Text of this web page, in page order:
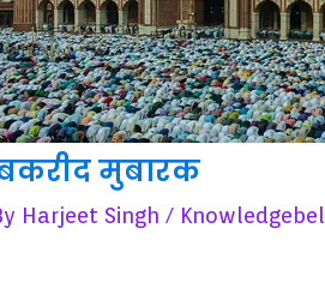
मुबारक
Harjeet Singh / Knowledgebel